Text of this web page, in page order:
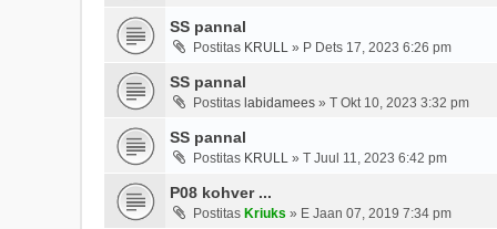
SS pannal
Postitas KRULL » P Dets 17, 2023 6:26 pm
SS pannal
Postitas labidamees » T Okt 10, 2023 3:32 pm
SS pannal
Postitas KRULL » T Juul 11, 2023 6:42 pm
P08 kohver ...
Postitas Kriuks » E Jaan 07, 2019 7:34 pm